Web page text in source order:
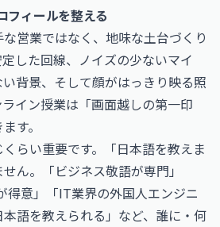
フィールを整える
営業ではなく、地味な土台づくり
した回線、ノイズの少ないマイ
背景、そして顔がはっきり映る照
イン授業は「画面越しの第一印
す。
らい重要です。「日本語を教えま
ん。「ビジネス敬語が専門」
得意」「IT業界の外国人エンジニ
語を教えられる」など、誰に・何